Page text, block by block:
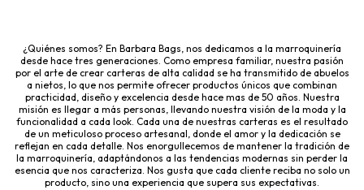
¿Quiénes somos? En Barbara Bags, nos dedicamos a la marroquinería
desde hace tres generaciones. Como empresa familiar, nuestra pasión
por el arte de crear carteras de alta calidad se ha transmitido de abuelos
a nietos, lo que nos permite ofrecer productos únicos que combinan
practicidad, diseño y excelencia desde hace mas de 50 años. Nuestra
misión es llegar a más personas, llevando nuestra visión de la moda y la
funcionalidad a cada look. Cada una de nuestras carteras es el resultado
de un meticuloso proceso artesanal, donde el amor y la dedicación se
reflejan en cada detalle. Nos enorgullecemos de mantener la tradición de
la marroquinería, adaptándonos a las tendencias modernas sin perder la
esencia que nos caracteriza. Nos gusta que cada cliente reciba no solo un
producto, sino una experiencia que supera sus expectativas.